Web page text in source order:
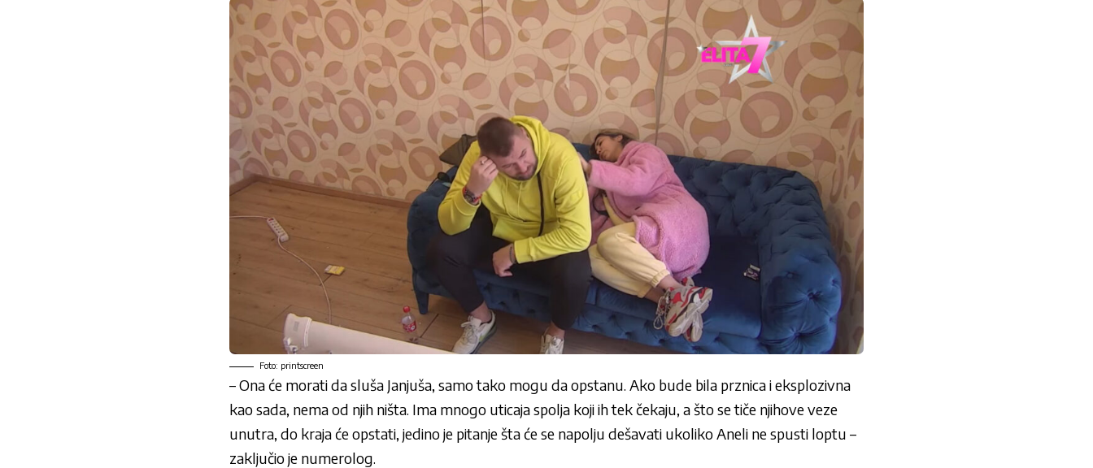
Foto: printscreen
– Ona će morati da sluša Janjuša, samo tako mogu da opstanu. Ako bude bila prznica i eksplozivna
kao sada, nema od njih ništa. Ima mnogo uticaja spolja koji ih tek čekaju, a što se tiče njihove veze
unutra, do kraja će opstati, jedino je pitanje šta će se napolju dešavati ukoliko Aneli ne spusti loptu –
zaključio je numerolog.